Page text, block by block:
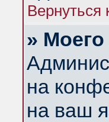
Вернуться
» Моего
на
на ваш